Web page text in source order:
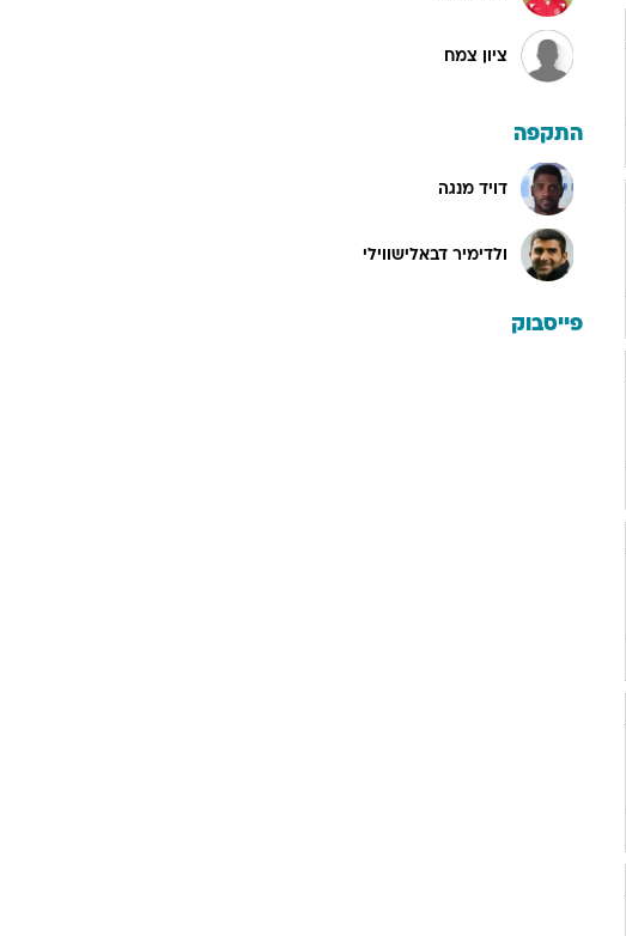
ציון צמח
התקפה
דויד מנגה
ולדימיר דבאלישווילי
פייסבוק